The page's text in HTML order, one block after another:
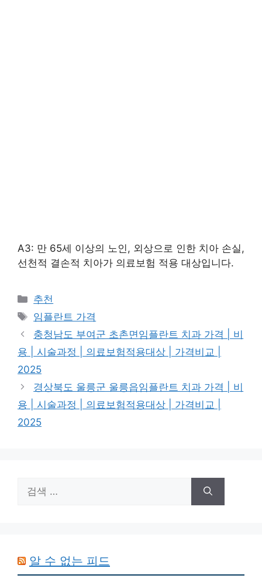
A3: 만 65세 이상의 노인, 외상으로 인한 치아 손실,
선천적 결손적 치아가 의료보험 적용 대상입니다.
카
테
리
추천
태
그
임플란트 가격
충청남도 부여군 초촌면임플란트 치과 가격 | 비
용 | 시술과정 | 의료보험적용대상 | 가격비교 |
2025
경상북도 울릉군 울릉읍임플란트 치과 가격 | 비
용 | 시술과정 | 의료보험적용대상 | 가격비교 |
2025
색:
알 수 없는 피드